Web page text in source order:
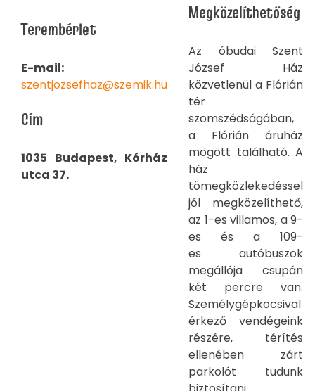
Terembérlet
E-mail:
szentjozsefhaz@szemik.hu
Cím
1035 Budapest, Kórház
utca 37.
Megközelíthetőség
Az óbudai Szent
József Ház
közvetlenül a Flórián
tér
szomszédságában,
a Flórián áruház
mögött található. A
ház
tömegközlekedéssel
jól megközelíthető,
az 1-es villamos, a 9-
es és a 109-
es autóbuszok
megállója csupán
két percre van.
Személygépkocsival
érkező vendégeink
részére, térítés
ellenében zárt
parkolót tudunk